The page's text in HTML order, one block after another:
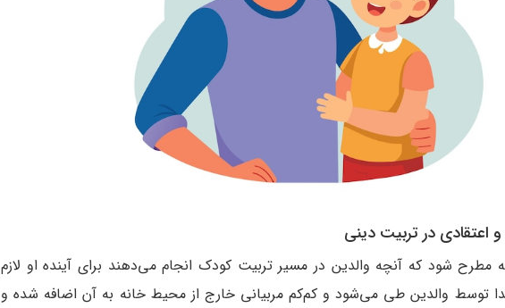
اعتقادی در تربیت دینی
مطرح شود که آنچه والدین در مسیر تربیت کودک انجام می‌دهند برای آینده او لازم
توسط والدین طی می‌شود و کم‌‌کم مربیانی خارج از محیط خانه به آن اضافه شده و